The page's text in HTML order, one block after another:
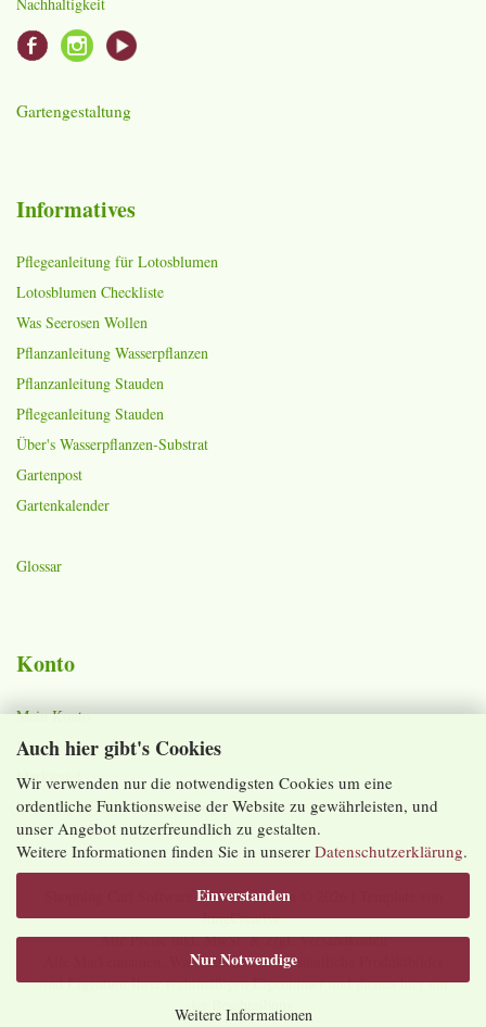
Auch hier gibt's Cookies
Wir verwenden nur die notwendigsten Cookies um eine
ordentliche Funktionsweise der Website zu gewährleisten, und
unser Angebot nutzerfreundlich zu gestalten.
Weitere Informationen finden Sie in unserer Datenschutzerklärung.
Einverstanden
Nur Notwendige
Weitere Informationen
Gartengestaltung
Informatives
Pflegeanleitung für Lotosblumen
Lotosblumen Checkliste
Was Seerosen Wollen
Pflanzanleitung Wasserpflanzen
Pflanzanleitung Stauden
Pflegeanleitung Stauden
Über's Wasserpflanzen-Substrat
Gartenpost
Gartenkalender
Glossar
Konto
Mein Konto
Warenkorb
Merkzettel
Lieferzeiten und Versandkosten
by Gambio.com © 2026 | Template von
JungCreative.
Alle Preise inkl. MwSt. & zzgl. Versandkosten
Alle Markennamen, Warenzeichen sowie sämtliche Produktbilder
sind Eigentum Ihrer rechtmäßigen Eigentümer und dienen hier nur
der Beschreibung.